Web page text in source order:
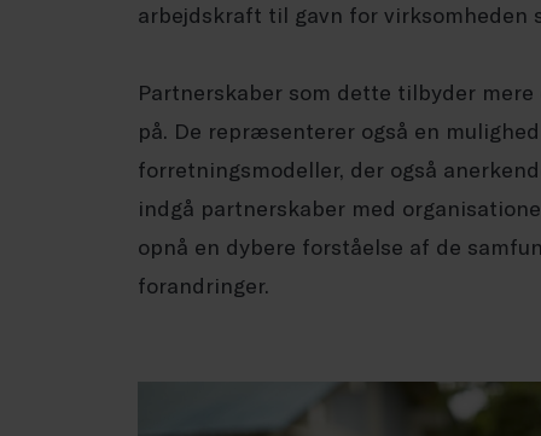
arbejdskraft til gavn for virksomheden
Partnerskaber som dette tilbyder
på. De repræsenterer også en
forretningsmodeller, der også
indgå partnerskaber med
opnå en dybere forståelse af de
forandringer.